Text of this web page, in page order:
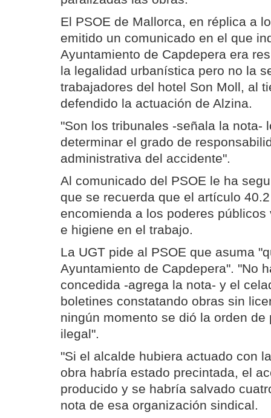
El PSOE de Mallorca, en réplica a
emitido un comunicado en el que
Ayuntamiento de Capdepera era
la legalidad urbanística pero no la
trabajadores del hotel Son Moll, al
defendido la actuación de Alzina.
"Son los tribunales -señala la nota-
determinar el grado de
administrativa del accidente".
Al comunicado del PSOE le ha
que se recuerda que el artículo
encomienda a los poderes
e higiene en el trabajo.
La UGT pide al PSOE que asuma
Ayuntamiento de Capdepera". "No
concedida -agrega la nota- y el
boletines constatando obras sin
ningún momento se dió la orden de
ilegal".
"Si el alcalde hubiera actuado con
obra habría estado precintada, el
producido y se habría salvado
nota de esa organización sindical.